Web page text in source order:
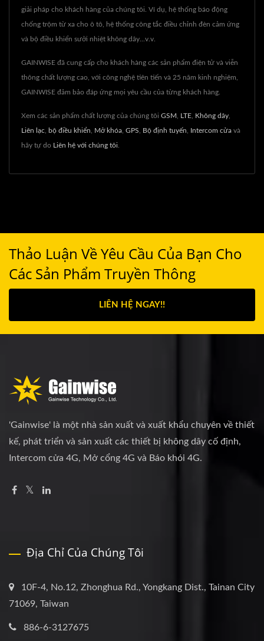
giải pháp cho khách hàng của chúng tôi. Ví dụ, hệ thống báo động
chống trộm từ xa cho ô tô, hệ thống công tắc điều chỉnh đèn cảm ứng
và bộ điều khiển sưởi nhiệt không dây...v.v.
GAINWISE đã cung cấp cho khách hàng các sản phẩm điện tử và viễn
thông chất lượng cao, với công nghệ tiên tiến và 25 năm kinh nghiệm,
GAINWISE đảm bảo đáp ứng mọi yêu cầu của từng khách hàng.
Xem các sản phẩm chất lượng của chúng tôi GSM LTE Không dây
Liên lạc bộ điều khiển Mở khóa GPS Bộ định tuyến Intercom cửa và
hãy tự do Liên hệ với chúng tôi
Thảo Luận Về Yêu Cầu Của Bạn Cho
Các Sản Phẩm Truyền Thông
LIÊN HỆ NGAY!!
'Gainwise' là một nhà sản xuất và xuất khẩu chuyên về thiết
kế, phát triển và sản xuất các thiết bị không dây cố định,
Intercom cửa 4G, Mở cổng 4G và Báo khói 4G.
Địa Chỉ Của Chúng Tôi
10F-4, No.12, Zhonghua Rd., Yongkang Dist., Tainan City
71069, Taiwan
886-6-3127675